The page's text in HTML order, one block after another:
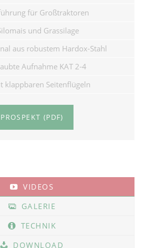
für Großtraktoren
und Grassilage
aus robustem Hardox-Stahl
Aufnahme KAT 2-4
klappbaren Seitenflügeln
PROSPEKT (PDF)
VIDEOS
GALERIE
TECHNIK
DOWNLOAD